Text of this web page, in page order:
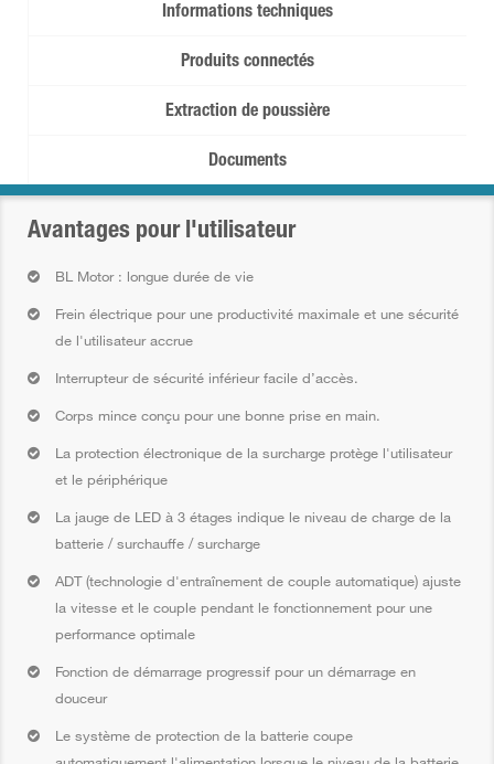
Informations techniques
Produits connectés
Extraction de poussière
Documents
Avantages pour l'utilisateur
BL Motor : longue durée de vie
Frein électrique pour une productivité maximale et une sécurité
de l'utilisateur accrue
Interrupteur de sécurité inférieur facile d’accès.
Corps mince conçu pour une bonne prise en main.
La protection électronique de la surcharge protège l'utilisateur
et le périphérique
La jauge de LED à 3 étages indique le niveau de charge de la
batterie / surchauffe / surcharge
ADT (technologie d'entraînement de couple automatique) ajuste
la vitesse et le couple pendant le fonctionnement pour une
performance optimale
Fonction de démarrage progressif pour un démarrage en
douceur
Le système de protection de la batterie coupe